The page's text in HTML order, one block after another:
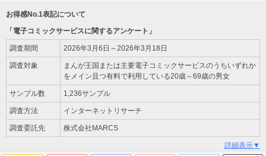
お得感No.1表記について
「電子コミックサービスに関するアンケート」
調査期間 2026年3月6日～2026年3月18日
調査対象
まんが王国または主要電子コミックサービスのうちいずれか
をメイン且つ有料で利用している20歳～69歳の男女
サンプル数 1,236サンプル
調査方法 インターネットリサーチ
調査委託先 株式会社MARCS
詳細表示▼